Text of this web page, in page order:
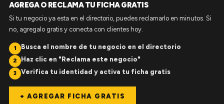
AGREGA O RECLAMA TU FICHA GRATIS
Si tu negocio ya esta en el directorio, puedes reclamarlo en minutos. Si
no, agregalo gratis y conecta con clientes hoy.
1 Busca el nombre de tu negocio en el directorio
2 Haz clic en "Reclama este negocio"
3 Verifica tu identidad y activa tu ficha gratis
+ AGREGAR FICHA GRATIS